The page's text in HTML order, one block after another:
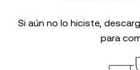
Si aún no lo hiciste,
para